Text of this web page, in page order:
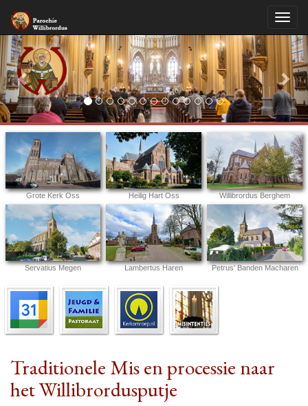
Previous
Grote Kerk Oss Heilig Hart Oss Willibrordus Berghem
Servatius Megen Lambertus Haren Petrus' Banden Macharen
Traditionele Mis en processie naar
het Willibrordusputje